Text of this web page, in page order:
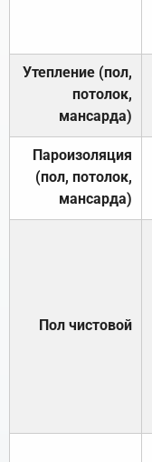
Утепление (пол,
потолок,
мансарда)
Пароизоляция
(пол, потолок,
мансарда)
Пол чистовой